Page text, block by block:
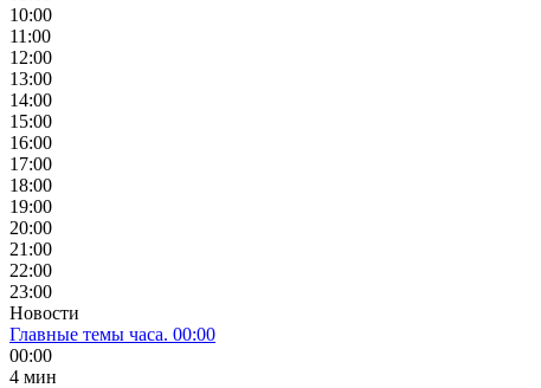
10:00
11:00
12:00
13:00
14:00
15:00
16:00
17:00
18:00
19:00
20:00
21:00
22:00
23:00
Новости
Главные темы часа. 00:00
00:00
4 мин